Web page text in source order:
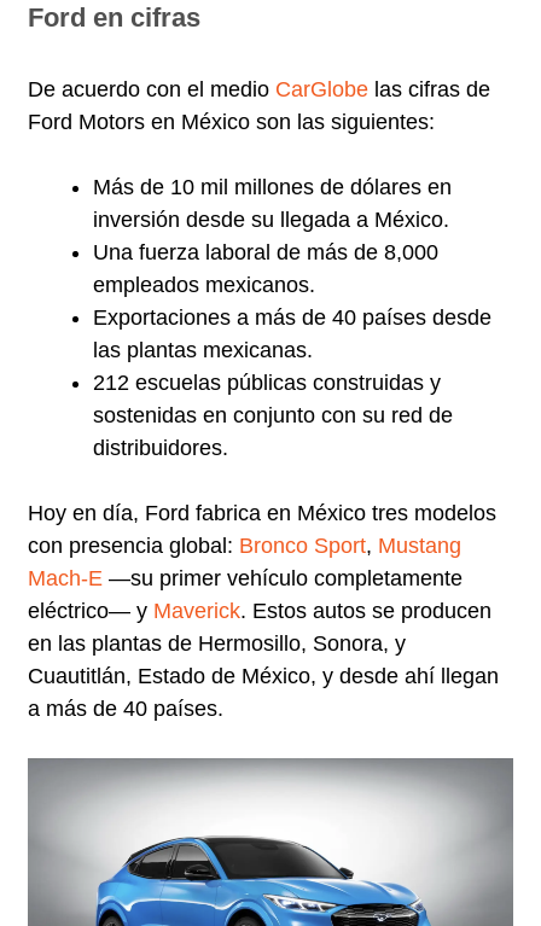
Ford en cifras
De acuerdo con el medio CarGlobe las cifras de
Ford Motors en México son las siguientes:
Más de 10 mil millones de dólares en
inversión desde su llegada a México.
Una fuerza laboral de más de 8,000
empleados mexicanos.
Exportaciones a más de 40 países desde
las plantas mexicanas.
212 escuelas públicas construidas y
sostenidas en conjunto con su red de
distribuidores.
Hoy en día, Ford fabrica en México tres modelos
con presencia global: Bronco Sport, Mustang
Mach-E —su primer vehículo completamente
eléctrico— y Maverick. Estos autos se producen
en las plantas de Hermosillo, Sonora, y
Cuautitlán, Estado de México, y desde ahí llegan
a más de 40 países.